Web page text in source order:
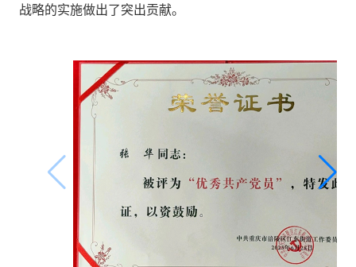
战略的实施做出了突出贡献。